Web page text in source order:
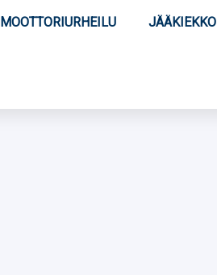
MOOTTORIURHEILU JÄÄKIEKKO